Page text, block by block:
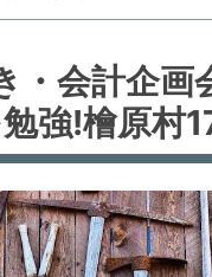
・会計企画
強!檜原村